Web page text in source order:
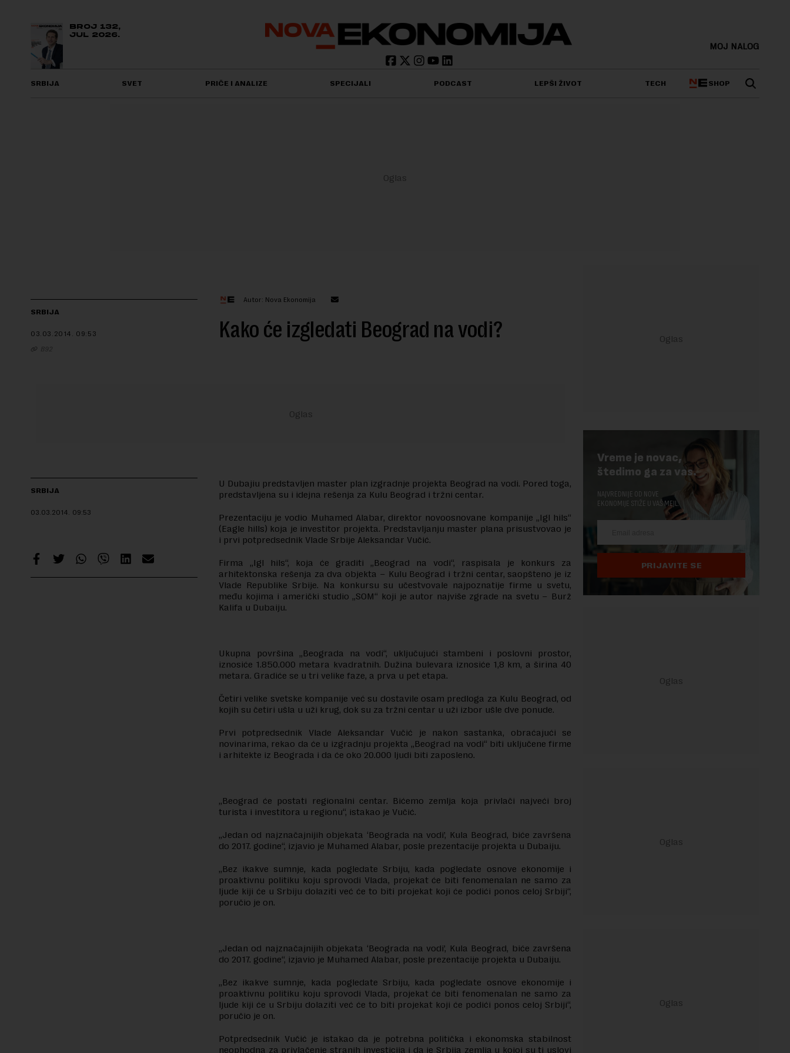
BROJ 132,
JUL 2026.
MOJ NALOG
SRBIJA SVET PRIČE I ANALIZE SPECIJALI PODCAST LEPŠI ŽIVOT TECH SHOP
SRBIJA
03.03.2014. 09:53
B92
Autor: Nova Ekonomija
Kako će izgledati Beograd na vodi?
SRBIJA
03.03.2014. 09:53
U Dubajiu predstavljen master plan izgradnje projekta Beograd na vodi. Pored toga,
predstavljena su i idejna rešenja za Kulu Beograd i tržni centar.
Prezentaciju je vodio Muhamed Alabar, direktor novoosnovane kompanije „Igl hils“
(Eagle hills) koja je investitor projekta. Predstavljanju master plana prisustvovao je
i prvi potpredsednik Vlade Srbije Aleksandar Vučić.
Firma „Igl hils“, koja će graditi „Beograd na vodi“, raspisala je konkurs za
arhitektonska rešenja za dva objekta – Kulu Beograd i tržni centar, saopšteno je iz
Vlade Republike Srbije. Na konkursu su učestvovale najpoznatije firme u svetu,
među kojima i američki studio „SOM“ koji je autor najviše zgrade na svetu – Burž
Kalifa u Dubaiju.
Ukupna površina „Beograda na vodi“, uključujući stambeni i poslovni prostor,
iznosiće 1.850.000 metara kvadratnih. Dužina bulevara iznosiće 1,8 km, a širina 40
metara. Gradiće se u tri velike faze, a prva u pet etapa.
Četiri velike svetske kompanije već su dostavile osam predloga za Kulu Beograd, od
kojih su četiri ušla u uži krug, dok su za tržni centar u uži izbor ušle dve ponude.
Prvi potpredsednik Vlade Aleksandar Vučić je nakon sastanka, obraćajući se
novinarima, rekao da će u izgradnju projekta „Beograd na vodi“ biti uključene firme
i arhitekte iz Beograda i da će oko 20.000 ljudi biti zaposleno.
„Beograd će postati regionalni centar. Bićemo zemlja koja privlači najveći broj
turista i investitora u regionu“, istakao je Vučić.
„Jedan od najznačajnijih objekata ‘Beograda na vodi’, Kula Beograd, biće završena
do 2017. godine“, izjavio je Muhamed Alabar, posle prezentacije projekta u Dubaiju.
„Bez ikakve sumnje, kada pogledate Srbiju, kada pogledate osnove ekonomije i
proaktivnu politiku koju sprovodi Vlada, projekat će biti fenomenalan ne samo za
ljude kiji će u Srbiju dolaziti već će to biti projekat koji će podići ponos celoj Srbiji“,
poručio je on.
„Jedan od najznačajnijih objekata ‘Beograda na vodi’, Kula Beograd, biće završena
do 2017. godine“, izjavio je Muhamed Alabar, posle prezentacije projekta u Dubaiju.
„Bez ikakve sumnje, kada pogledate Srbiju, kada pogledate osnove ekonomije i
proaktivnu politiku koju sprovodi Vlada, projekat će biti fenomenalan ne samo za
ljude kiji će u Srbiju dolaziti već će to biti projekat koji će podići ponos celoj Srbiji“,
poručio je on.
Potpredsednik Vučić je istakao da je potrebna politička i ekonomska stabilnost
neophodna za privlačenje stranih investicija i da je Srbija zemlja u kojoj su ti uslovi
Vreme je novac,
štedimo ga za vas.
NAJVREDNIJE OD NOVE
EKONOMIJE STIŽE U VAŠ MEJL.
PRIJAVITE SE